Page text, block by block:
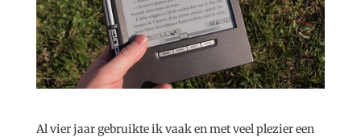
Al vier jaar gebruikte ik vaak en met veel plezier een